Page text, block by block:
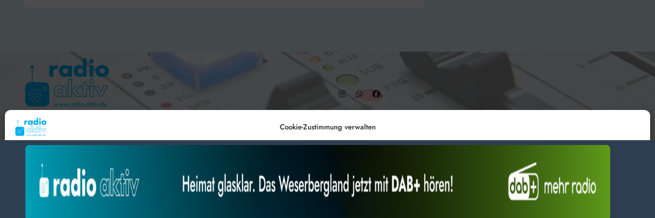
Cookie-Zustimmung verwalten
zustimmst, können wir Daten wie das Surfverhalten oder eindeutige IDs auf dieser Website
verarbeiten. Wenn du deine Zustimmung nicht erteilst oder zurückziehst, können bestimmte Merkmale
und Funktionen beeinträchtigt werden.
Hameln 99.3 – Bad Pyrmont 94.8 – Bad Münder 107.2 – DAB+ 9C
BlogDatabyThemeansar.